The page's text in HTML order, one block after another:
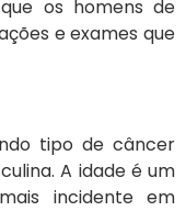
os homens de
e exames que
tipo de câncer
A idade é um
incidente em